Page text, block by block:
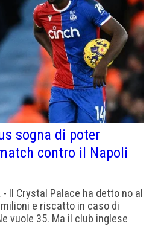
sogna di poter
contro il Napoli
- Il Crystal Palace ha detto no al
e riscatto in caso di
vuole 35. Ma il club inglese